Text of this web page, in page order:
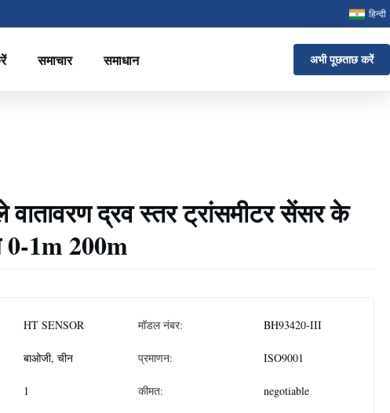
हिन्दी
समाचार समाधान अभी पूछताछ करें
वातावरण द्रव स्तर ट्रांसमीटर सेंसर के
0-1m 200m
HT SENSOR मॉडल नंबर: BH93420-III
बाओजी, चीन प्रमाणन: ISO9001
1 कीमत: negotiable